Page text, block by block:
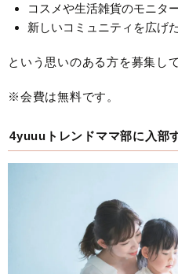
コスメや生活雑貨のモニタ
新しいコミュニティを広げ
という思いのある方を募集し
※会費は無料です。
4yuuuトレンドママ部に入部